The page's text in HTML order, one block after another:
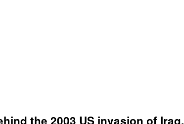
the 2003 US invasion of Iraq.